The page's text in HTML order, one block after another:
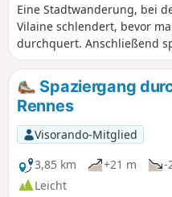
Eine Stadtwanderung, bei
Vilaine schlendert, bevor
durchquert. Anschließend
historische Zentrum von
Straßen und
Georges, den Portes
der Bretagne und mehreren
reiches Kulturerbe.
Spaziergang
Rennes
Visorando-Mitglied
3,85 km
+21 m -
Leicht